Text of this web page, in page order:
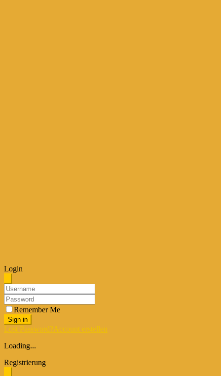
Login
Remember Me
Sign in
Lost Password?Account erstellen
Loading...
Registrierung